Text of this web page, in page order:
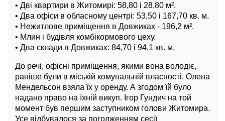
• Дві квартири в Житомирі: 58,80 і 28,80 м².
• Два офіси в обласному центрі: 53,50 і 167,70 кв. м.
• Нежитлове приміщення в Довжиках - 196,2 м².
• Млин і будівля комбікормового цеху.
• Два склади в Довжиках: 84,70 і 94,1 кв. м.
До речі, офісні приміщення, якими вона володіє,
раніше були в міській комунальній власності. Олена
Мендельсон взяла їх у оренду. А згодом їй було
надано право на їхній викуп. Ігор Гундич на той
момент був першим заступником голови Житомира.
Усе відбувалося за погодженням сесії